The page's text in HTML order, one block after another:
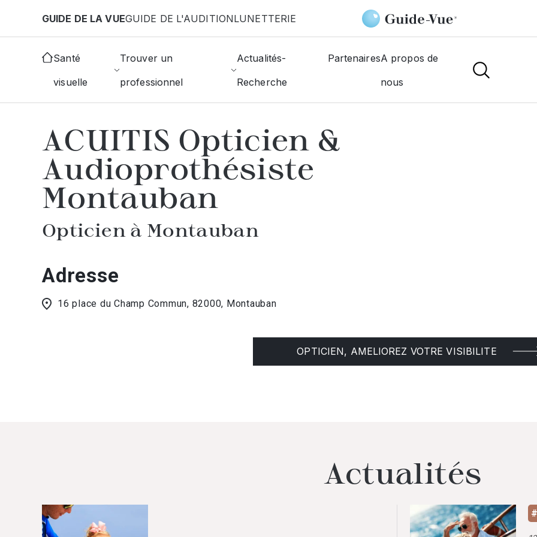
GUIDE DE LA VUEGUIDE DE L'AUDITIONLUNETTERIE
Santé
visuelle
Trouver un
professionnel
Actualités-
Recherche
PartenairesA propos de
nous
Accueil Choisir mon opticien Montauban ACUITIS Opticien & Audioprothésiste Montauban
ACUITIS Opticien &
Audioprothésiste
Montauban
Opticien à Montauban
Adresse
16 place du Champ Commun, 82000, Montauban
OPTICIEN, AMELIOREZ VOTRE VISIBILITE
Actualités